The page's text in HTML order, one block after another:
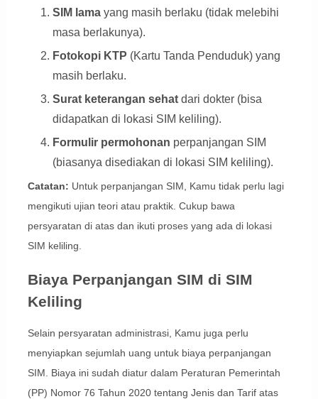
SIM lamayang masih berlaku (tidak melebihi
masa berlakunya).
Fotokopi KTP (Kartu Tanda Penduduk) yang
masih berlaku.
Surat keterangan sehatdari dokter (bisa
didapatkan di lokasi SIM keliling).
Formulir permohonan perpanjangan SIM
(biasanya disediakan di lokasi SIM keliling).
Catatan: Untuk perpanjangan SIM, Kamu tidak perlu lagi
mengikuti ujian teori atau praktik. Cukup bawa
persyaratan di atas dan ikuti proses yang ada di lokasi
SIM keliling.
Biaya Perpanjangan SIM di SIM
Keliling
Selain persyaratan administrasi, Kamu juga perlu
menyiapkan sejumlah uang untuk biaya perpanjangan
SIM. Biaya ini sudah diatur dalam Peraturan Pemerintah
(PP) Nomor 76 Tahun 2020 tentang Jenis dan Tarif atas